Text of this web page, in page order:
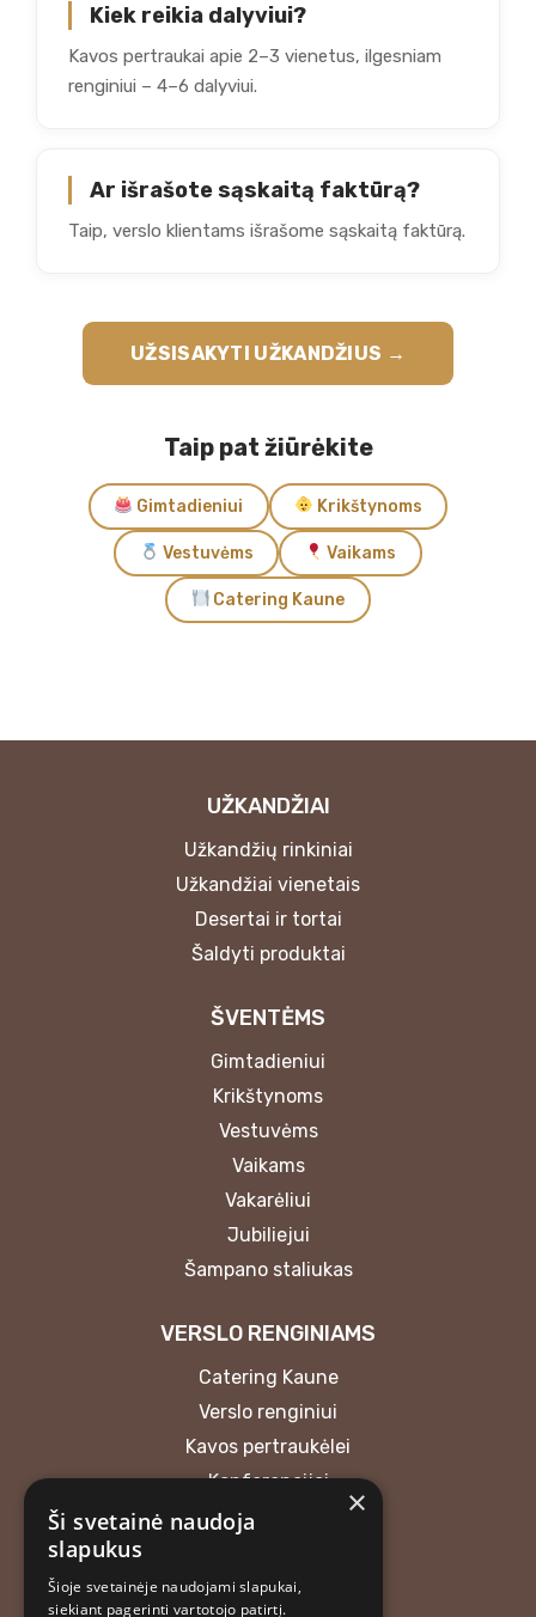
Kiek reikia dalyviui?
Kavos pertraukai apie 2–3 vienetus, ilgesniam
renginiui – 4–6 dalyviui.
Ar išrašote sąskaitą faktūrą?
Taip, verslo klientams išrašome sąskaitą faktūrą.
UŽSISAKYTI UŽKANDŽIUS →
Taip pat žiūrėkite
Gimtadieniui Krikštynoms
Vestuvėms Vaikams
Catering Kaune
UŽKANDŽIAI
Užkandžių rinkiniai
Užkandžiai vienetais
Desertai ir tortai
Šaldyti produktai
ŠVENTĖMS
Gimtadieniui
Krikštynoms
Vestuvėms
Vaikams
Vakarėliui
Jubiliejui
Šampano staliukas
VERSLO RENGINIAMS
Catering Kaune
Verslo renginiui
Kavos pertraukėlei
Konferencijai
MB “Atrask skonį”
×
Ši svetainė naudoja
slapukus
Šioje svetainėje naudojami slapukai,
siekiant pagerinti vartotojo patirtį.